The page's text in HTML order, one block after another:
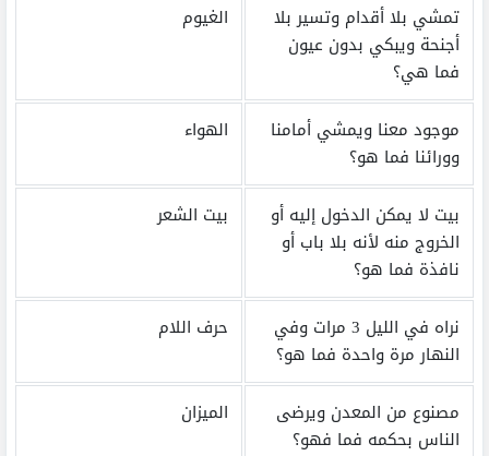
تمشي بلا أقدام وتسير بلا
أجنحة ويبكي بدون عيون
فما هي؟
الغيوم
موجود معنا ويمشي أمامنا
وورائنا فما هو؟
الهواء
بيت لا يمكن الدخول إليه أو
الخروج منه لأنه بلا باب أو
نافذة فما هو؟
بيت الشعر
نراه في الليل 3 مرات وفي
النهار مرة واحدة فما هو؟
حرف اللام
مصنوع من المعدن ويرضى
الناس بحكمه فما فهو؟
الميزان